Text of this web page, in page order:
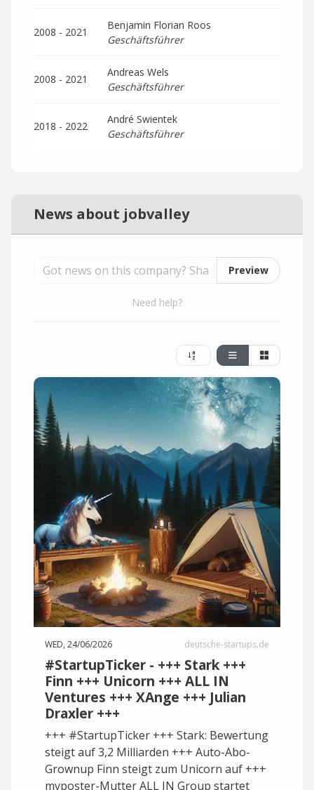
2008 - 2021
Benjamin Florian Roos
Geschäftsführer
2008 - 2021
Andreas Wels
Geschäftsführer
2018 - 2022
André Swientek
Geschäftsführer
News about jobvalley
Preview
Need help?
WED, 24/06/2026 deutsche-startups.de
#StartupTicker - +++ Stark +++
Finn +++ Unicorn +++ ALL IN
Ventures +++ XAnge +++ Julian
Draxler +++
+++ #StartupTicker +++ Stark: Bewertung
steigt auf 3,2 Milliarden +++ Auto-Abo-
Grownup Finn steigt zum Unicorn auf +++
myposter-Mutter ALL IN Group startet